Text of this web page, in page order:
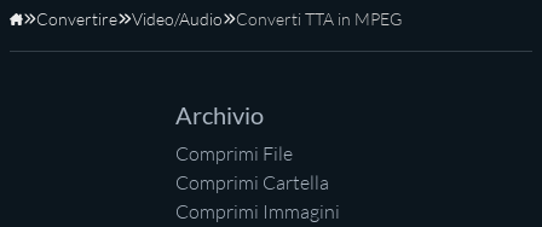
Home
Convertire Video/Audio Converti TTA in MPEG
Archivio
Comprimi File
Comprimi Cartella
Comprimi Immagini